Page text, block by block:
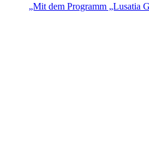
„Mit dem Programm „Lusatia